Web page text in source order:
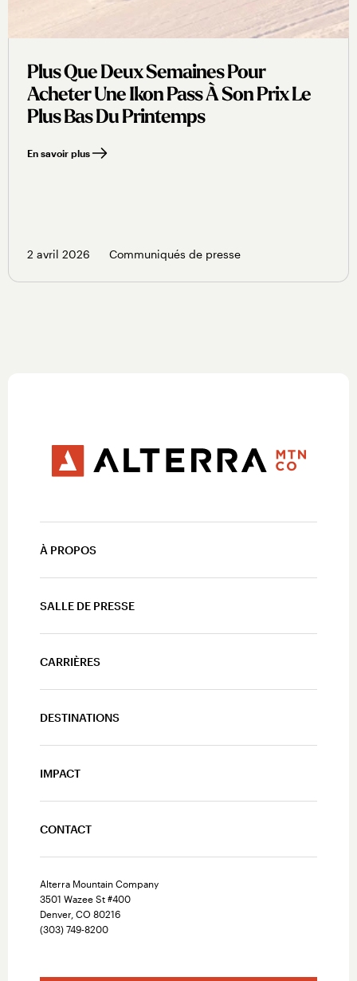
Plus Que Deux Semaines Pour
Acheter Une Ikon Pass À Son Prix Le
Plus Bas Du Printemps
En savoir plus
2 avril 2026 Communiqués de presse
À PROPOS
SALLE DE PRESSE
CARRIÈRES
DESTINATIONS
IMPACT
CONTACT
Alterra Mountain Company
3501 Wazee St #400
Denver, CO 80216
(303) 749-8200